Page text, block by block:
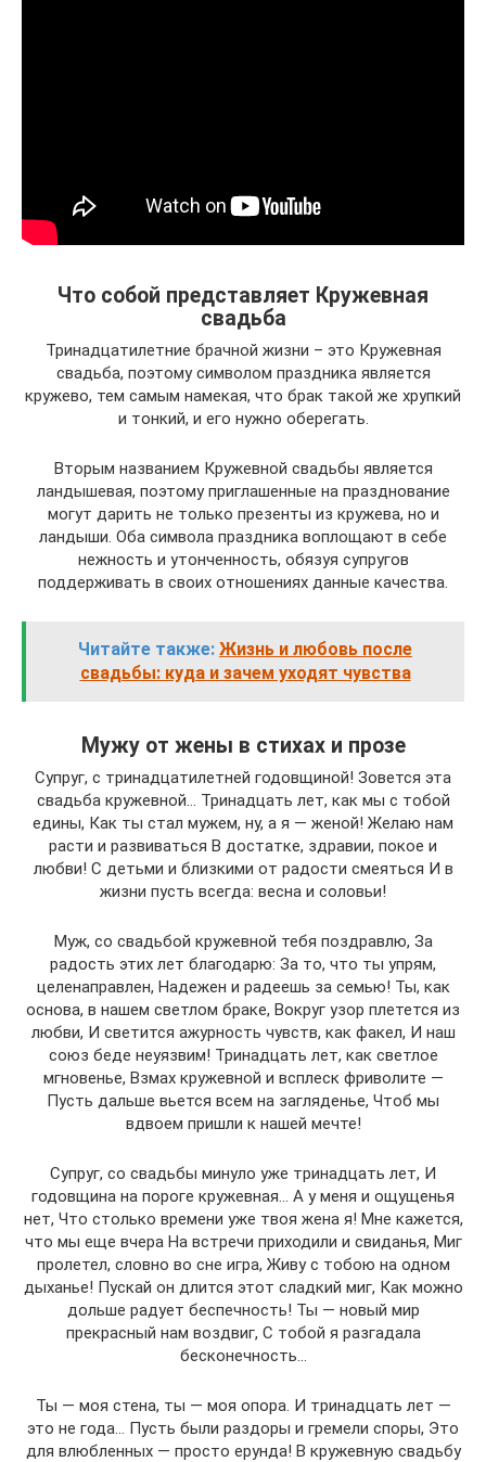
Что собой представляет Кружевная
свадьба
Тринадцатилетние брачной жизни – это Кружевная
свадьба, поэтому символом праздника является
кружево, тем самым намекая, что брак такой же хрупкий
и тонкий, и его нужно оберегать.
Вторым названием Кружевной свадьбы является
ландышевая, поэтому приглашенные на празднование
могут дарить не только презенты из кружева, но и
ландыши. Оба символа праздника воплощают в себе
нежность и утонченность, обязуя супругов
поддерживать в своих отношениях данные качества.
Читайте также: Жизнь и любовь после
свадьбы: куда и зачем уходят чувства
Мужу от жены в стихах и прозе
Супруг, с тринадцатилетней годовщиной! Зовется эта
свадьба кружевной… Тринадцать лет, как мы с тобой
едины, Как ты стал мужем, ну, а я — женой! Желаю нам
расти и развиваться В достатке, здравии, покое и
любви! С детьми и близкими от радости смеяться И в
жизни пусть всегда: весна и соловьи!
Муж, со свадьбой кружевной тебя поздравлю, За
радость этих лет благодарю: За то, что ты упрям,
целенаправлен, Надежен и радеешь за семью! Ты, как
основа, в нашем светлом браке, Вокруг узор плетется из
любви, И светится ажурность чувств, как факел, И наш
союз беде неуязвим! Тринадцать лет, как светлое
мгновенье, Взмах кружевной и всплеск фриволите —
Пусть дальше вьется всем на загляденье, Чтоб мы
вдвоем пришли к нашей мечте!
Супруг, со свадьбы минуло уже тринадцать лет, И
годовщина на пороге кружевная… А у меня и ощущенья
нет, Что столько времени уже твоя жена я! Мне кажется,
что мы еще вчера На встречи приходили и свиданья, Миг
пролетел, словно во сне игра, Живу с тобою на одном
дыханье! Пускай он длится этот сладкий миг, Как можно
дольше радует беспечность! Ты — новый мир
прекрасный нам воздвиг, С тобой я разгадала
бесконечность…
Ты — моя стена, ты — моя опора. И тринадцать лет —
это не года… Пусть были раздоры и гремели споры, Это
для влюбленных — просто ерунда! В кружевную свадьбу